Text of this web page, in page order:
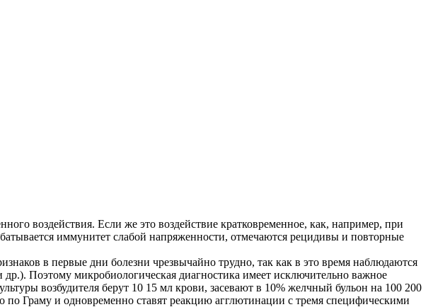
воздействия. Если же это воздействие кратковременное, как, например, при
иммунитет слабой напряженности, отмечаются рецидивы и повторные
в первые дни болезни чрезвычайно трудно, так как в это время наблюдаются
Поэтому микробиологическая диагностика имеет исключительно важное
возбудителя берут 10 15 мл крови, засевают в 10% желчный бульон на 100 200
Граму и одновременно ставят реакцию агглютинации с тремя специфическими